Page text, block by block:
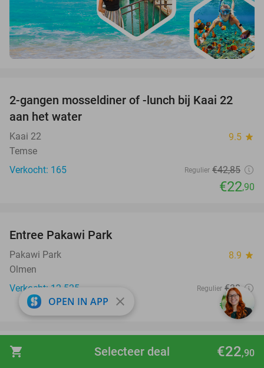
shopping_cart €22,90
Selecteer deal
47%
2-gangen mosseldiner of -lunch bij Kaai 22
aan het water
Kaai 22 9.5 star
Temse
Verkocht: 165
Regulier €42,85
€22,90
Entree Pakawi Park
Pakawi Park 8.9 star
Olmen
Verkocht: 12.525
Regulier €30
€21,50
38%
favorite_border
Bowlen (50 min) + diner + arcade playcard bij
OPEN IN APP close